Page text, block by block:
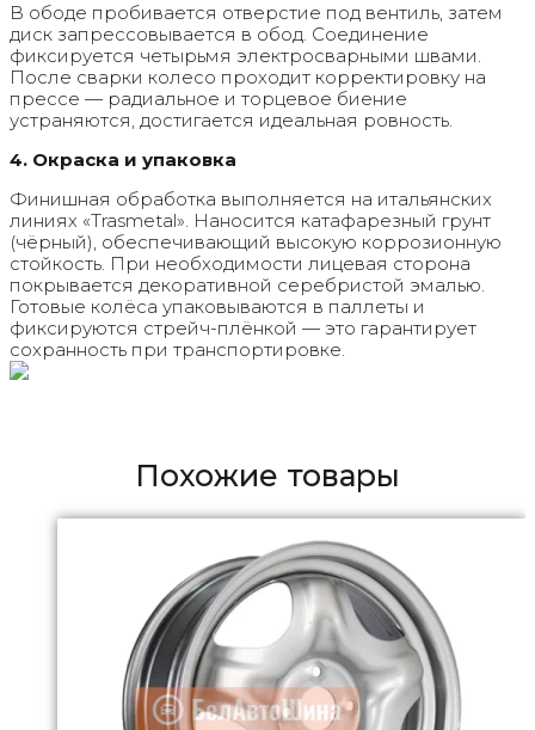
В ободе пробивается отверстие под вентиль, затем
диск запрессовывается в обод. Соединение
фиксируется четырьмя электросварными швами.
После сварки колесо проходит корректировку на
прессе — радиальное и торцевое биение
устраняются, достигается идеальная ровность.
4. Окраска и упаковка
Финишная обработка выполняется на итальянских
линиях «Trasmetal». Наносится катафарезный грунт
(чёрный), обеспечивающий высокую коррозионную
стойкость. При необходимости лицевая сторона
покрывается декоративной серебристой эмалью.
Готовые колёса упаковываются в паллеты и
фиксируются стрейч-плёнкой — это гарантирует
сохранность при транспортировке.
Похожие товары